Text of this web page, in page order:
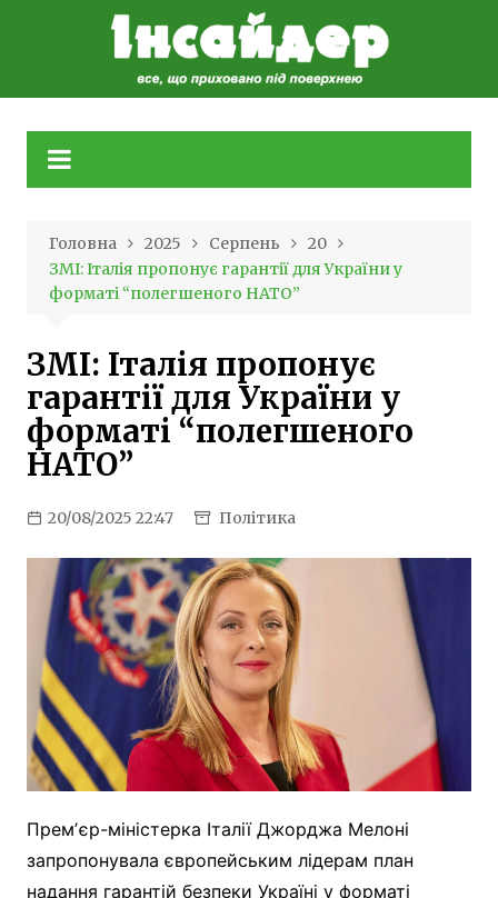
Головна 2025 Серпень
20
ЗМІ: Італія пропонує гарантії для України у
форматі “полегшеного НАТО”
ЗМІ: Італія пропонує
гарантії для України у
форматі “полегшеного
НАТО”
20/08/2025 22:47 Політика
Премʼєр-міністерка Італії Джорджа Мелоні
запропонувала європейським лідерам план
надання гарантій безпеки Україні у форматі